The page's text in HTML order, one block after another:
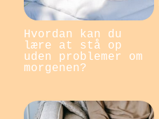
Hvordan kan du
lære at stå op
uden problemer om
morgenen?